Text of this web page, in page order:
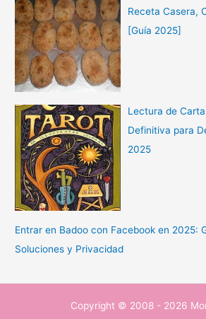
Receta Casera,
[Guía 2025]
Lectura de
Definitiva para
2025
Entrar en Badoo con Facebook en 2025:
Soluciones y Privacidad
Copyright © 2008 - 2026